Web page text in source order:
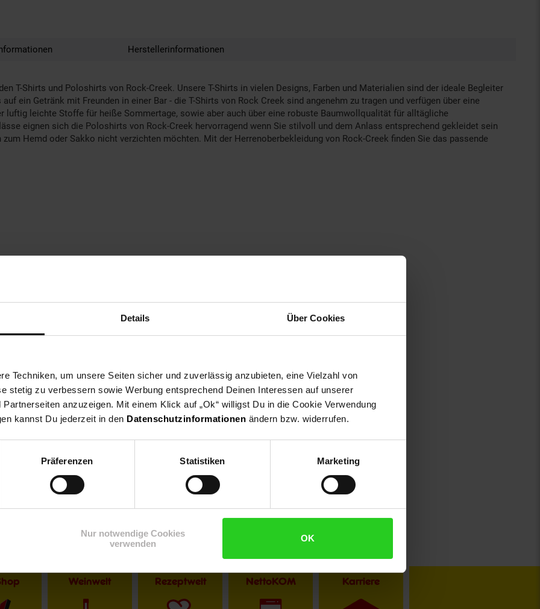
Details Über Cookies
Techniken, um unsere Seiten sicher und zuverlässig anzubieten, eine Vielzahl von
stetig zu verbessern sowie Werbung entsprechend Deinen Interessen auf unserer
anzuzeigen. Mit einem Klick auf „Ok“ willigst Du in die Cookie Verwendung
kannst Du jederzeit in den Datenschutzinformationen ändern bzw. widerrufen.
Präferenzen Statistiken Marketing
Nur notwendige Cookies
verwenden
OK
Herstellerinformationen
T-Shirts und Poloshirts von Rock-Creek. Unsere T-Shirts in vielen Designs, Farben und Materialien sind der ideale Begleiter
ein Getränk mit Freunden in einer Bar - die T-Shirts von Rock Creek sind angenehm zu tragen und verfügen über eine
luftig leichte Stoffe für heiße Sommertage, sowie aber auch über eine robuste Baumwollqualität für alltägliche
eignen sich die Poloshirts von Rock-Creek hervorragend wenn Sie stilvoll und dem Anlass entsprechend gekleidet sein
Hemd oder Sakko nicht verzichten möchten. Mit der Herrenoberbekleidung von Rock-Creek finden Sie das passende
Weinwelt Rezeptwelt NettoKOM Karriere